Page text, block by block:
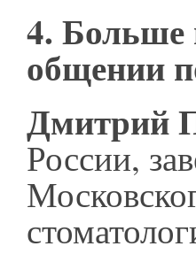
4. Больше
общении
Дмитрий
России,